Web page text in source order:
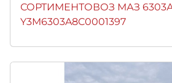
СОРТИМЕНТОВОЗ МАЗ 6303А8,
Y3M6303A8C0001397